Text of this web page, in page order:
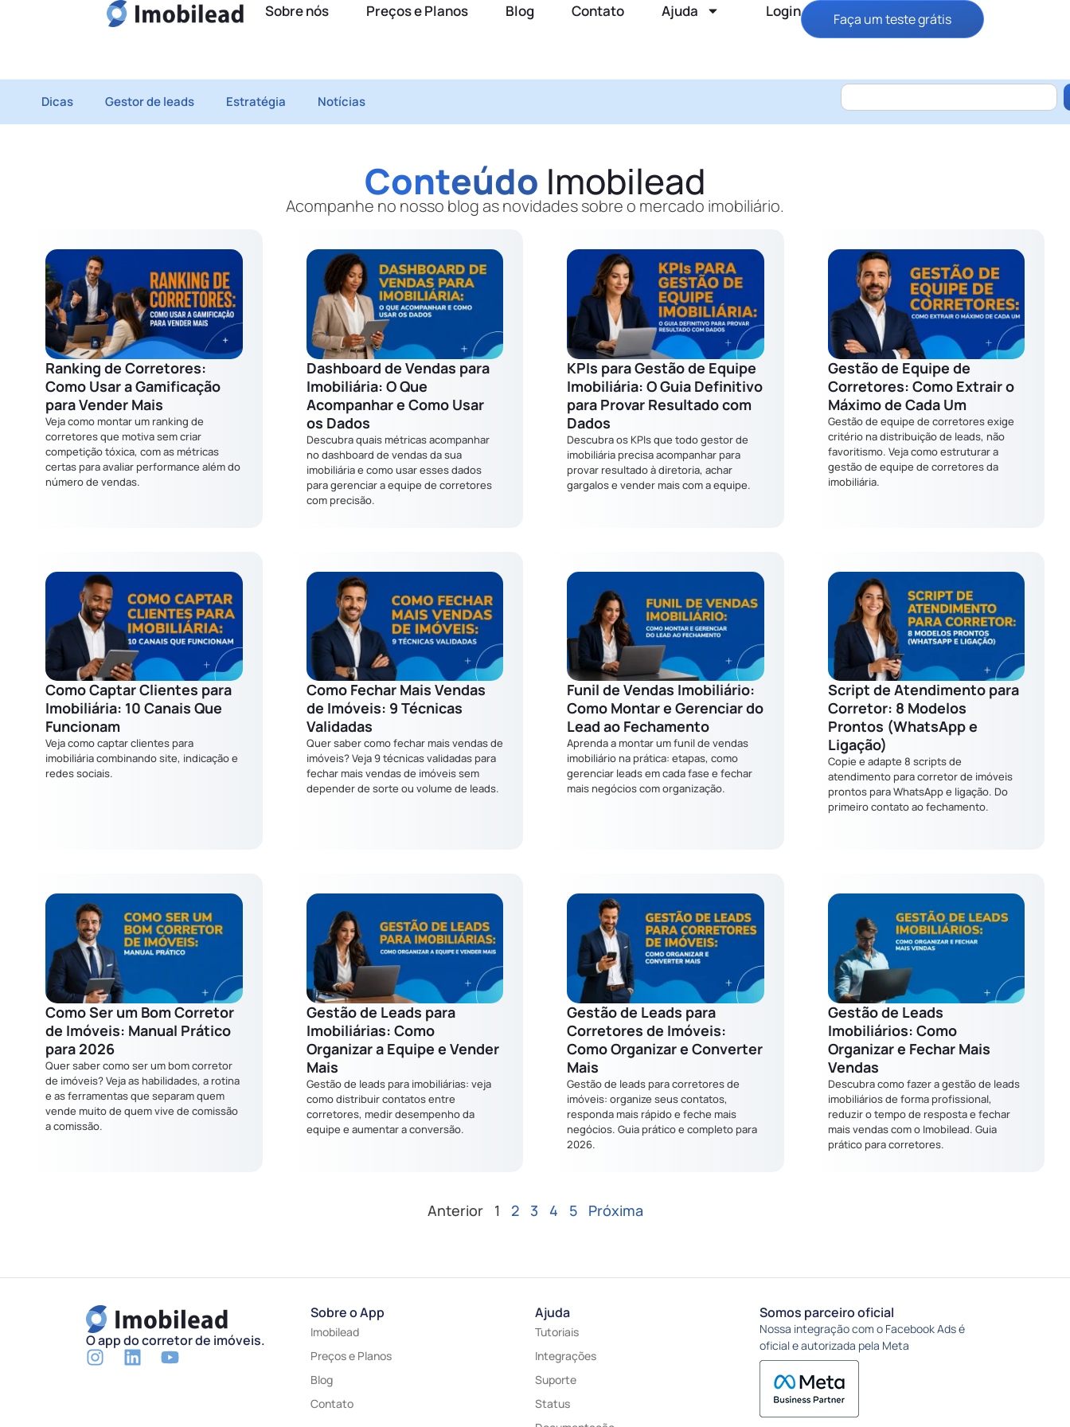
Sobre nós Preços e Planos Blog Contato Ajuda Login Faça um teste grátis
Dicas Gestor de leads Estratégia Notícias
Conteúdo Imobilead
Acompanhe no nosso blog as novidades sobre o mercado imobiliário.
Ranking de Corretores:
Como Usar a Gamificação
para Vender Mais
Veja como montar um ranking de
corretores que motiva sem criar
competição tóxica, com as métricas
certas para avaliar performance além do
número de vendas.
Dashboard de Vendas para
Imobiliária: O Que
Acompanhar e Como Usar
os Dados
Descubra quais métricas acompanhar
no dashboard de vendas da sua
imobiliária e como usar esses dados
para gerenciar a equipe de corretores
com precisão.
KPIs para Gestão de Equipe
Imobiliária: O Guia Definitivo
para Provar Resultado com
Dados
Descubra os KPIs que todo gestor de
imobiliária precisa acompanhar para
provar resultado à diretoria, achar
gargalos e vender mais com a equipe.
Gestão de Equipe de
Corretores: Como Extrair o
Máximo de Cada Um
Gestão de equipe de corretores exige
critério na distribuição de leads, não
favoritismo. Veja como estruturar a
gestão de equipe de corretores da
imobiliária.
Como Captar Clientes para
Imobiliária: 10 Canais Que
Funcionam
Veja como captar clientes para
imobiliária combinando site, indicação e
redes sociais.
Como Fechar Mais Vendas
de Imóveis: 9 Técnicas
Validadas
Quer saber como fechar mais vendas de
imóveis? Veja 9 técnicas validadas para
fechar mais vendas de imóveis sem
depender de sorte ou volume de leads.
Funil de Vendas Imobiliário:
Como Montar e Gerenciar do
Lead ao Fechamento
Aprenda a montar um funil de vendas
imobiliário na prática: etapas, como
gerenciar leads em cada fase e fechar
mais negócios com organização.
Script de Atendimento para
Corretor: 8 Modelos
Prontos (WhatsApp e
Ligação)
Copie e adapte 8 scripts de
atendimento para corretor de imóveis
prontos para WhatsApp e ligação. Do
primeiro contato ao fechamento.
Como Ser um Bom Corretor
de Imóveis: Manual Prático
para 2026
Quer saber como ser um bom corretor
de imóveis? Veja as habilidades, a rotina
e as ferramentas que separam quem
vende muito de quem vive de comissão
a comissão.
Gestão de Leads para
Imobiliárias: Como
Organizar a Equipe e Vender
Mais
Gestão de leads para imobiliárias: veja
como distribuir contatos entre
corretores, medir desempenho da
equipe e aumentar a conversão.
Gestão de Leads para
Corretores de Imóveis:
Como Organizar e Converter
Mais
Gestão de leads para corretores de
imóveis: organize seus contatos,
responda mais rápido e feche mais
negócios. Guia prático e completo para
2026.
Gestão de Leads
Imobiliários: Como
Organizar e Fechar Mais
Vendas
Descubra como fazer a gestão de leads
imobiliários de forma profissional,
reduzir o tempo de resposta e fechar
mais vendas com o Imobilead. Guia
prático para corretores.
Anterior 1 2 3 4 5 Próxima
O app do corretor de imóveis.
Sobre o App
Imobilead
Preços e Planos
Blog
Contato
Ajuda
Tutoriais
Integrações
Suporte
Status
Somos parceiro oficial
Nossa integração com o Facebook Ads é
oficial e autorizada pela Meta